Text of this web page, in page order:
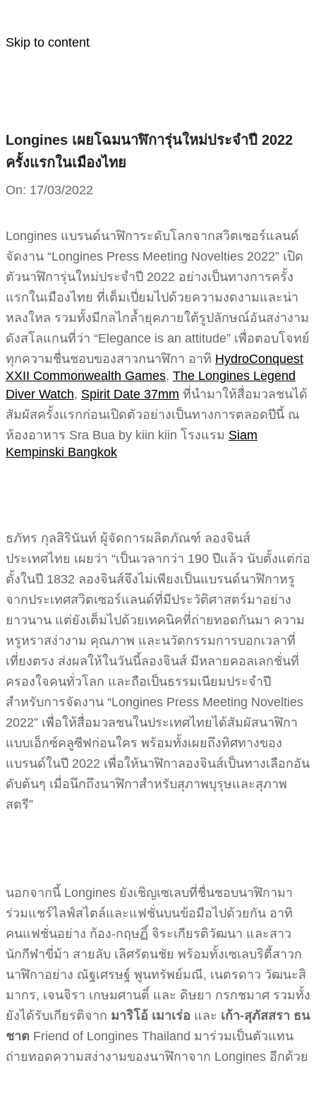
Skip to content
Longines เผยโฉมนาฬิการุ่นใหม่ประจำปี 2022
ครั้งแรกในเมืองไทย
On: 17/03/2022
Longines แบรนด์นาฬิการะดับโลกจากสวิตเซอร์แลนด์
จัดงาน “Longines Press Meeting Novelties 2022” เปิด
ตัวนาฬิการุ่นใหม่ประจำปี 2022 อย่างเป็นทางการครั้ง
แรกในเมืองไทย ที่เต็มเปี่ยมไปด้วยความงดงามและน่า
หลงใหล รวมทั้งมีกลไกล้ำยุคภายใต้รูปลักษณ์อันสง่างาม
ดังสโลแกนที่ว่า “Elegance is an attitude” เพื่อตอบโจทย์
ทุกความชื่นชอบของสาวกนาฬิกา อาทิ HydroConquest
XXII Commonwealth Games, The Longines Legend
Diver Watch, Spirit Date 37mm ที่นำมาให้สื่อมวลชนได้
สัมผัสครั้งแรกก่อนเปิดตัวอย่างเป็นทางการตลอดปีนี้ ณ
ห้องอาหาร Sra Bua by kiin kiin โรงแรม Siam
Kempinski Bangkok
ธภัทร กุลสิรินันท์ ผู้จัดการผลิตภัณฑ์ ลองจินส์
ประเทศไทย เผยว่า “เป็นเวลากว่า 190 ปีแล้ว นับตั้งแต่ก่อ
ตั้งในปี 1832 ลองจินส์จึงไม่เพียงเป็นแบรนด์นาฬิกาหรู
จากประเทศสวิตเซอร์แลนด์ที่มีประวัติศาสตร์มาอย่าง
ยาวนาน แต่ยังเต็มไปด้วยเทคนิคที่ถ่ายทอดกันมา ความ
หรูหราสง่างาม คุณภาพ และนวัตกรรมการบอกเวลาที่
เที่ยงตรง ส่งผลให้ในวันนี้ลองจินส์ มีหลายคอลเลกชั่นที่
ครองใจคนทั่วโลก และถือเป็นธรรมเนียมประจำปี
สำหรับการจัดงาน “Longines Press Meeting Novelties
2022” เพื่อให้สื่อมวลชนในประเทศไทยได้สัมผัสนาฬิกา
แบบเอ็กซ์คลูซีฟก่อนใคร พร้อมทั้งเผยถึงทิศทางของ
แบรนด์ในปี 2022 เพื่อให้นาฬิกาลองจินส์เป็นทางเลือกอัน
ดับต้นๆ เมื่อนึกถึงนาฬิกาสำหรับสุภาพบุรุษและสุภาพ
สตรี”
นอกจากนี้ Longines ยังเชิญเซเลบที่ชื่นชอบนาฬิกามา
ร่วมแชร์ไลฟ์สไตล์และแฟชั่นบนข้อมือไปด้วยกัน อาทิ
คนแฟชั่นอย่าง ก้อง-กฤษฏิ์ จิระเกียรติวัฒนา และสาว
นักกีฬาขี่ม้า สายลับ เลิศรัตนชัย พร้อมทั้งเซเลบริตี้สาวก
นาฬิกาอย่าง ณัฐเศรษฐ์ พูนทรัพย์มณี, เนตรดาว วัฒนะสิ
มากร, เจนจิรา เกษมศานติ์ และ ดิษยา กรกชมาศ รวมทั้ง
ยังได้รับเกียรติจาก มาริโอ้ เมาเร่อ และ เก้า-สุภัสสรา ธน
ชาต Friend of Longines Thailand มาร่วมเป็นตัวแทน
ถ่ายทอดความสง่างามของนาฬิกาจาก Longines อีกด้วย